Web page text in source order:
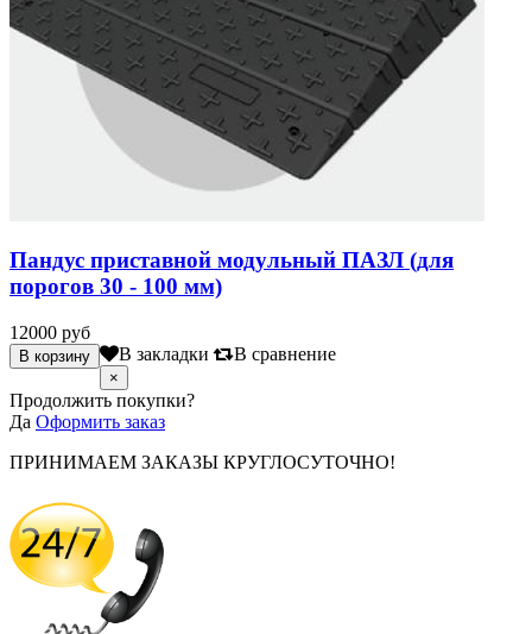
Пандус приставной модульный ПАЗЛ (для
порогов 30 - 100 мм)
12000 руб
В закладки В сравнение
×
Продолжить покупки?
Да Оформить заказ
ПРИНИМАЕМ ЗАКАЗЫ КРУГЛОСУТОЧНО!